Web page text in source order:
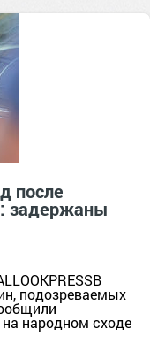
после
задержаны
подозреваемых
народном сходе